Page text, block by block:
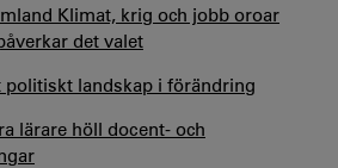
Klimat, krig och jobb oroar
det valet
politiskt landskap i förändring
lärare höll docent- och